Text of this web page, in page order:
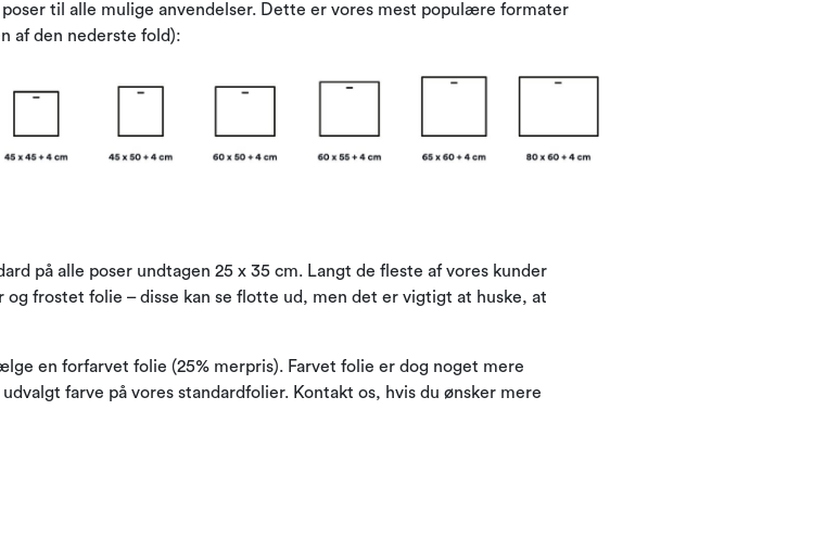
til alle mulige anvendelser. Dette er vores mest populære formater
af ​​den nederste fold):
på alle poser undtagen 25 x 35 cm. Langt de fleste af vores kunder
frostet folie – disse kan se flotte ud, men det er vigtigt at huske, at
en forfarvet folie (25% merpris). Farvet folie er dog noget mere
farve på vores standardfolier. Kontakt os, hvis du ønsker mere